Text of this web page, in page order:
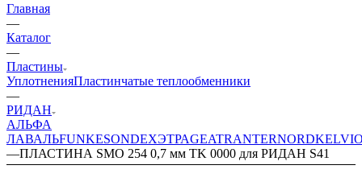
Главная
—
Каталог
—
Пластины
УплотненияПластинчатые теплообменники
—
РИДАН
АЛЬФА
ЛАВАЛЬFUNKESONDEXЭТРАGEATRANTERNORD
—ПЛАСТИНА SMO 254 0,7 мм TK 0000 для РИДАН S41